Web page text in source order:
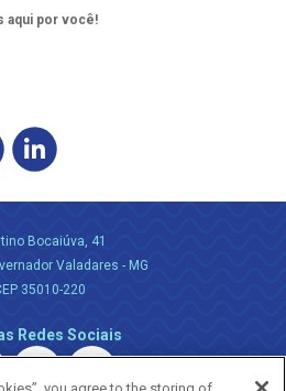
aqui por você!
Bocaiúva, 41
Valadares - MG
35010-220
Redes Sociais